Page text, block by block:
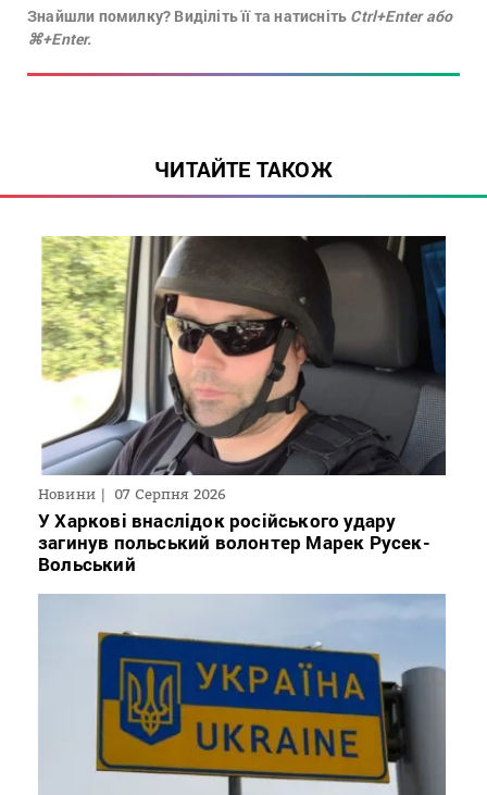
Знайшли помилку? Виділіть її та натисніть Ctrl+Enter або
⌘+Enter.
ЧИТАЙТЕ ТАКОЖ
Новини 07 Серпня 2026
У Харкові внаслідок російського удару
загинув польський волонтер Марек Русек-
Вольський